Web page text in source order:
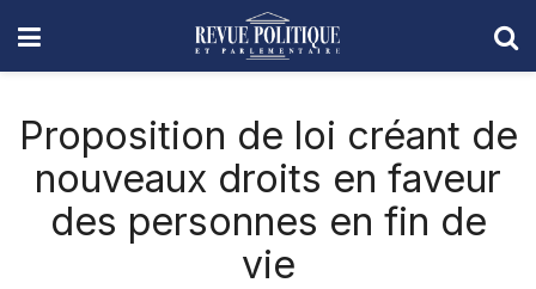
Proposition de loi créant de
nouveaux droits en faveur
des personnes en fin de
vie